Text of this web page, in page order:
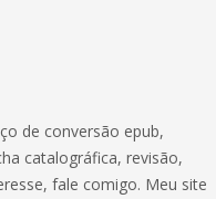
de conversão epub,
catalográfica, revisão,
fale comigo. Meu site